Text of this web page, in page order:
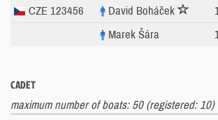
CZE 123456 David Boháček
Marek Šára
CADET
maximum number of boats: 50 (registered: 10)